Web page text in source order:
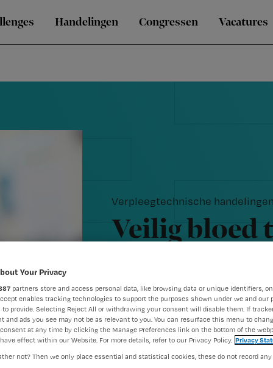
Handelingen Congressen Vacatures
een
Verpleegtechnische handelingen
Veilig bloed
voorkom
Auteur:Francine Aarts21 maart
Your Privacy
partners store and access personal data, like browsing data or unique identifiers,
enables tracking technologies to support the purposes shown under we and our
to provide. Selecting Reject All or withdrawing your consent will disable them. If
and ads you see may not be as relevant to you. You can resurface this menu to
at any time by clicking the Manage Preferences link on the bottom of the
effect within our Website. For more details, refer to our Privacy Policy. Privacy
not? Then we only place essential and statistical cookies, these do not record